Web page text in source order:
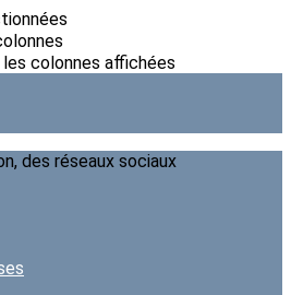
colonnes affichées
des réseaux sociaux